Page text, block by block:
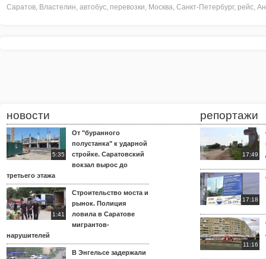
Саратов, Властелин, автобус, перевозки, Москва, Санкт-Петербург, рейс,
новости
5:35
От "буранного
полустанка" к ударной
стройке. Саратовский
вокзал вырос до
третьего этажа
1:41
Строительство моста и
рынок. Полиция
ловила в Саратове
мигрантов-
нарушителей
В Энгельсе задержали
репортажи
17:49
17:18
11:16